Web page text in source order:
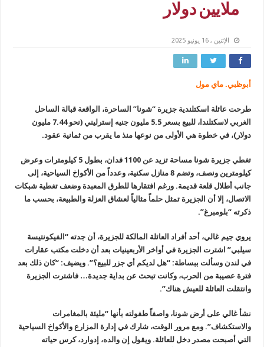
ملايين دولار
الإثنين , 16 يونيو 2025
أبوظبي. ماي مول
طرحت عائلة اسكتلندية جزيرة “شونا” الساحرة، الواقعة قبالة الساحل
الغربي لاسكتلندا، للبيع بسعر 5.5 مليون جنيه إسترليني (نحو 7.44 مليون
دولار)، في خطوة هي الأولى من نوعها منذ ما يقرب من ثمانية عقود.
تغطي جزيرة شونا مساحة تزيد عن 1100 فدان، بطول 5 كيلومترات وعرض
كيلومترين ونصف، وتضم 8 منازل سكنية، وعدداً من الأكواخ السياحية، إلى
جانب أطلال قلعة قديمة. ورغم افتقارها للطرق المعبدة وضعف تغطية شبكات
الاتصال، إلا أن الجزيرة تمثل حلماً مثالياً لعشاق العزلة والطبيعة، بحسب ما
ذكرته “بلومبرغ”.
يروي جيم غالي، أحد أفراد العائلة المالكة للجزيرة، أن جدته “الفيكونتيسة
سيلبي” اشترت الجزيرة في أواخر الأربعينيات بعد أن دخلت مكتب عقارات
في لندن وسألت ببساطة: “هل لديكم أي جزر للبيع؟”. ويضيف: “كان ذلك بعد
فترة عصيبة من الحرب، وكانت تبحث عن بداية جديدة… فاشترت الجزيرة
وانتقلت العائلة للعيش هناك”.
نشأ غالي على أرض شونا، واصفاً طفولته بأنها “مليئة بالمغامرات
والاستكشاف”. ومع مرور الوقت، شارك في إدارة المزارع والأكواخ السياحية
التي أصبحت مصدر دخل للعائلة. ويقول إن والده، إدوارد، كرس حياته